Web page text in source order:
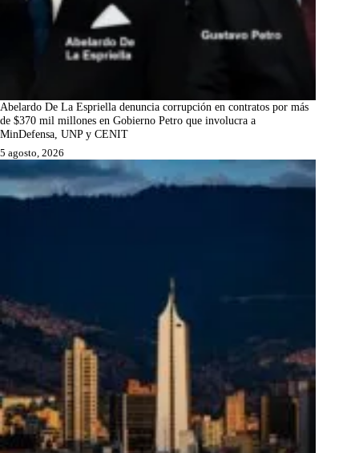
Abelardo De La Espriella denuncia corrupción en contratos por más
de $370 mil millones en Gobierno Petro que involucra a
MinDefensa, UNP y CENIT
5 agosto, 2026